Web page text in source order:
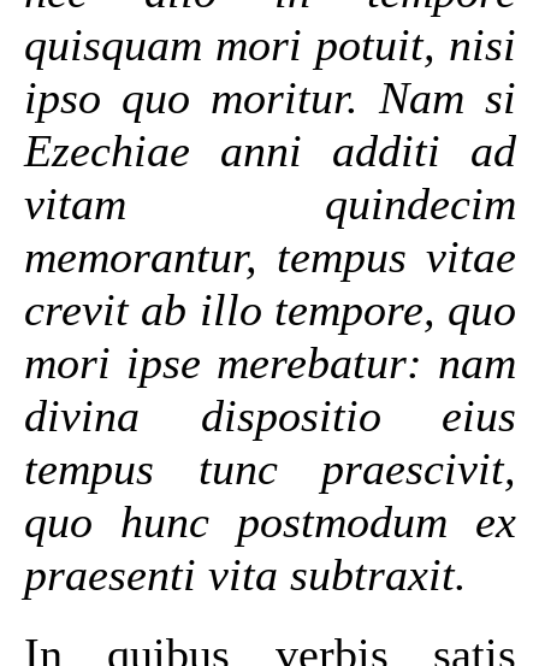
quisquam mori potuit, nisi
ipso quo moritur. Nam si
Ezechiae anni additi ad
vitam quindecim
memorantur, tempus vitae
crevit ab illo tempore, quo
mori ipse merebatur: nam
divina dispositio eius
tempus tunc praescivit,
quo hunc postmodum ex
praesenti vita subtraxit.
In quibus verbis satis